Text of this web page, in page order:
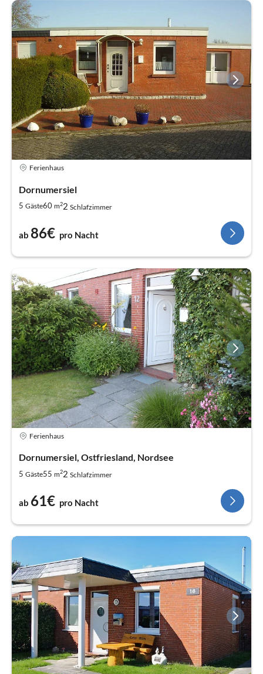
Ferienhaus
Dornumersiel
5 Gäste60 m22 Schlafzimmer
ab 86€ pro Nacht
Ferienhaus
Dornumersiel, Ostfriesland, Nordsee
5 Gäste55 m22 Schlafzimmer
ab 61€ pro Nacht